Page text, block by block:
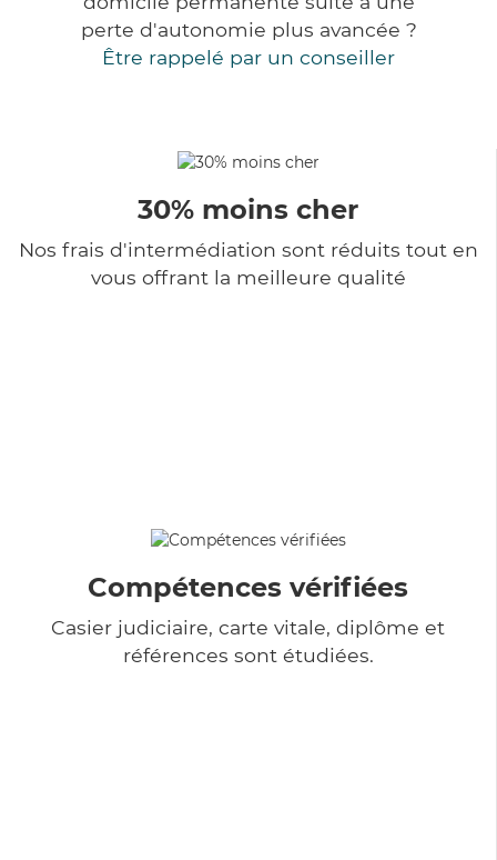
perte d'autonomie plus avancée ?
Être rappelé par un conseiller
30% moins cher
Nos frais d'intermédiation sont réduits tout en
vous offrant la meilleure qualité
Compétences vérifiées
Casier judiciaire, carte vitale, diplôme et
références sont étudiées.